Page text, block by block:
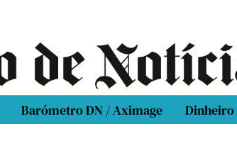
Barómetro DN / Aximage Dinheiro